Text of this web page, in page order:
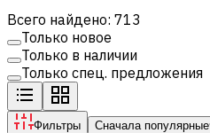
Всего найдено: 713
Только новое
Только в наличии
Только спец. предложения
Фильтры Сначала популярные